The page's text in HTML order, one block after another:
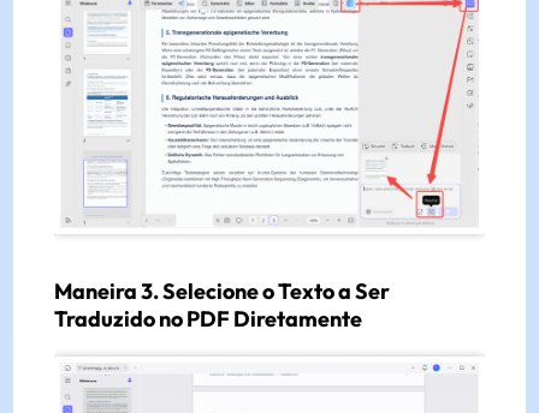
Maneira 3. Selecione o Texto a Ser
Traduzido no PDF Diretamente